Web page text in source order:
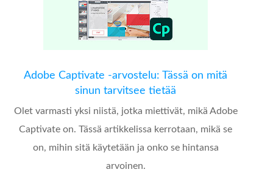
Adobe Captivate -arvostelu: Tässä on mitä
sinun tarvitsee tietää
Olet varmasti yksi niistä, jotka miettivät, mikä Adobe
Captivate on. Tässä artikkelissa kerrotaan, mikä se
on, mihin sitä käytetään ja onko se hintansa
arvoinen.